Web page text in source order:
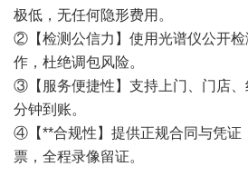
极低，无任何隐形费用。
②【检测公信力】使用光谱仪公开
作，杜绝调包风险。
③【服务便捷性】支持上门、门店
分钟到账。
④【**合规性】提供正规合同与凭证
票，全程录像留证。